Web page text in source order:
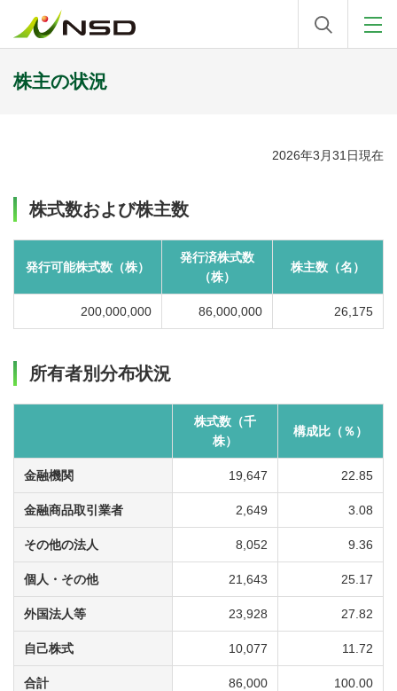
株主の状況
2026年3月31日現在
株式数および株主数
発行可能株式数（株）
発行済株式数
（株）
株主数（名）
200,000,000 86,000,000 26,175
所有者別分布状況
株式数（千
株）
構成比（％）
金融機関 19,647 22.85
金融商品取引業者 2,649 3.08
その他の法人 8,052 9.36
個人・その他 21,643 25.17
外国法人等 23,928 27.82
自己株式 10,077 11.72
合計 86,000 100.00